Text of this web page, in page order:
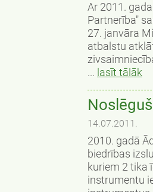
Ar 2011.
Partnerība"
27. janvāra
atbalstu
... lasīt tālāk
14.07.2011.
2010. gadā
biedrības
kuriem 2 tika
instrumentu